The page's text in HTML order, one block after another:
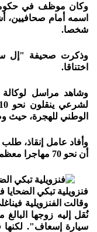
وكان موظف في
شخصا.
وذكرت صحيفة "إل
اختناقا.
وشاهد مراسل
الوطني للهجرة،
وأفاد عامل إنقاذ،
أن نحو 70 مهاجرا معظمهم فنزويليون كانوا في المركز.
فنزويلية تبكي
وقالت الفنزويلية
سيارة إسعاف". لكنها